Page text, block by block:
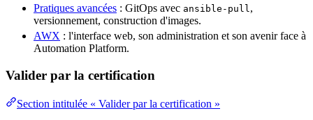
Pratiques avancées : GitOps avec ansible-pull,
versionnement, construction d'images.
AWX : l'interface web, son administration et son avenir face à
Automation Platform.
Valider par la certification
Section intitulée « Valider par la certification »